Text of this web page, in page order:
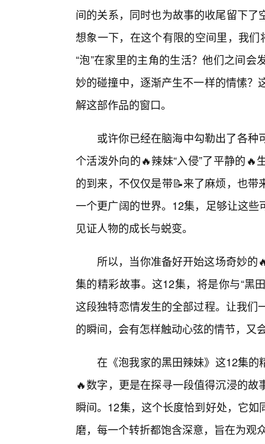
间的关系，同时也为故事的收尾留下
想象一下，在这个有限的空间里，我
“泡”在家里的主角的生活？他们之间
妙的碰撞中，逐渐产生不一样的情愫
解这部作品的窗口。
或许你已经在脑海中勾勒出了各
个活泼外向的🔥辣妹“入侵”了平静的
的到来，不仅仅是带📝来了麻烦，也
一个更广阔的世界。12集，足够让这
见证人物的成长与蜕变。
所以，当你准备好开始这场奇妙的
集的精彩故事。这12集，将是你与“黑
这段独特恋情发生的全部过程。让我
的瞬间，会有怎样触动心弦的情节，又
在《泡我家的黑田辣妹》这12集
🔥数字，更是在探寻一段值得沉浸的
瞬间。12集，这个长度恰到好处，它
磨，每一个转折都饱含深意，旨在为观